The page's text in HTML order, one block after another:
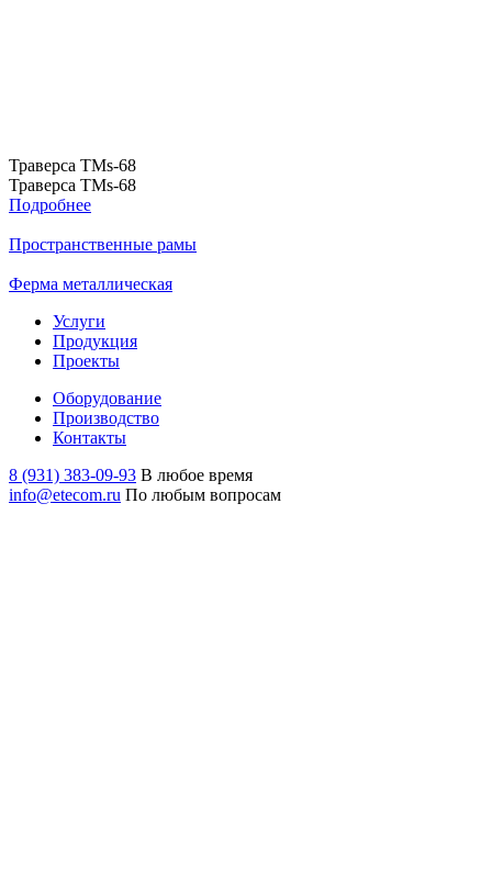
Траверса ТМs-68
Траверса ТМs-68
Подробнее
Пространственные рамы
Ферма металлическая
Услуги
Продукция
Проекты
Оборудование
Производство
Контакты
8 (931) 383-09-93 В любое время
info@etecom.ru По любым вопросам